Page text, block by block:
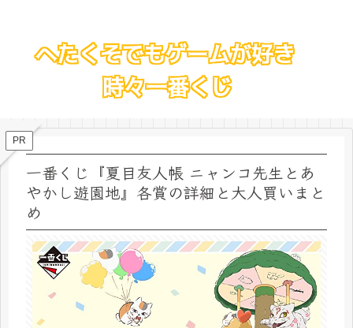
PR
一番くじ『夏目友人帳 ニャンコ先生とあ
やかし遊園地』各賞の詳細と大人買いまと
め